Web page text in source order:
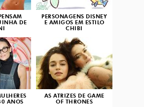
DE
PERSONAGENS DISNEY
E AMIGOS EM ESTILO
CHIBI
ANOS
AS ATRIZES DE GAME
OF THRONES